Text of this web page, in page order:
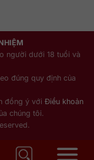
người dưới 18 tuổi và
đúng quy định của
đồng ý với Điều khoản
chúng tôi.